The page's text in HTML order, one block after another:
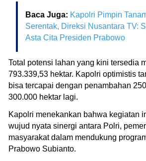
Baca Juga: Kapolri Pimpin
Serentak, Direksi Nusantara TV:
Asta Cita Presiden Prabowo
Total potensi lahan yang kini tersedia
793.339,53 hektar. Kapolri optimistis
bisa tercapai dengan penambahan
300.000 hektar lagi.
Kapolri menekankan bahwa kegiatan
wujud nyata sinergi antara Polri,
masyarakat dalam mendukung
Prabowo Subianto.